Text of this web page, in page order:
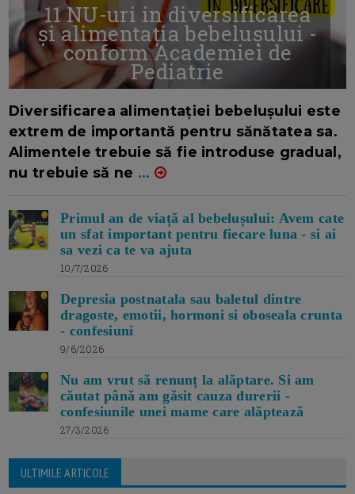
11 NU-uri in diversificarea
și alimentația bebelușului -
conform Academiei de
Pediatrie
Diversificarea alimentației bebelușului este
extrem de importantă pentru sănătatea sa.
Alimentele trebuie să fie introduse gradual,
nu trebuie să ne ...
Primul an de viață al bebelușului: Avem cate
un sfat important pentru fiecare luna - si ai
sa vezi ca te va ajuta
10/7/2026
Depresia postnatala sau baletul dintre
dragoste, emotii, hormoni si oboseala crunta
- confesiuni
9/6/2026
Nu am vrut să renunț la alăptare. Si am
căutat până am găsit cauza durerii -
confesiunile unei mame care alăptează
27/3/2026
ULTIMILE ARTICOLE